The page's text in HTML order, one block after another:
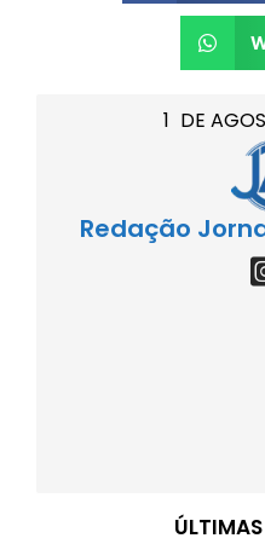
1 DE
Redação